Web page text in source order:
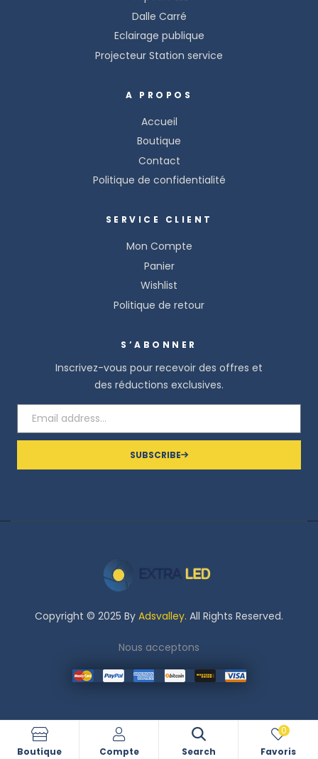
Dalle Carré
Eclairage publique
Projecteur Station service
A PROPOS
Accueil
Boutique
Contact
Politique de confidentialité
SERVICE CLIENT
Mon Compte
Panier
Wishlist
Politique de retour
S’ABONNER
Inscrivez-vous pour recevoir des offres et
des réductions exclusives.
SUBSCRIBE
Copyright © 2025 By Adsvalley. All Rights Reserved.
Nous acceptons
Boutique Compte Search Favoris
0